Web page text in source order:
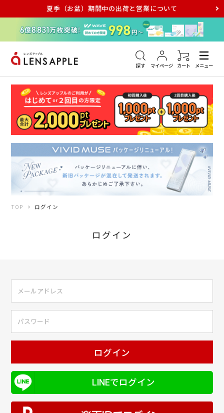
夏季（お盆）期間中の出荷と営業について
探す マイページ カート メニュー
アキュビュー メダリスト メガネ
TOP ログイン
ログイン
ログイン
LINEでログイン